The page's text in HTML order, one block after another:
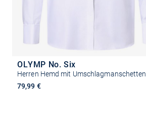
OLYMP No. Six
Herren Hemd mit Umschlagmanschetten
79,99 €